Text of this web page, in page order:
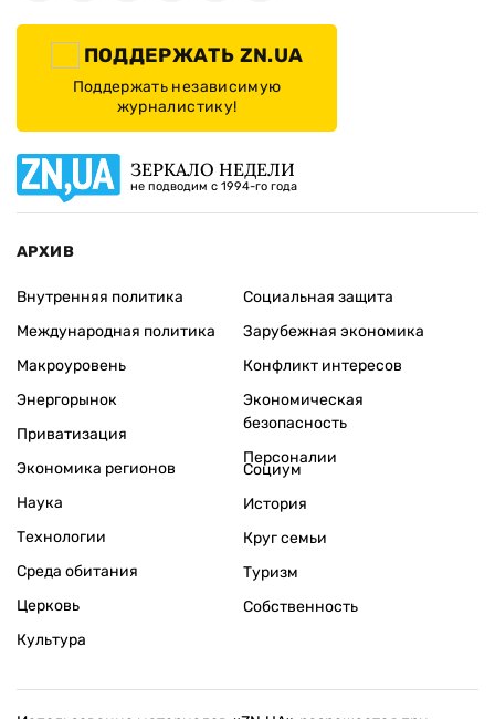
ПОДДЕРЖАТЬ ZN.UA
Поддержать независимую
журналистику!
ЗЕРКАЛО НЕДЕЛИ
не подводим с 1994-го года
АРХИВ
Внутренняя политика
Международная политика
Макроуровень
Энергорынок
Приватизация
Экономика регионов
Социальная защита
Зарубежная экономика
Конфликт интересов
Экономическая
безопасность
Персоналии
Наука
Технологии
Среда обитания
Церковь
Культура
Социум
История
Круг семьи
Туризм
Собственность